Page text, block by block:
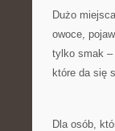
Dużo
owoce,
tylko smak –
które da się
Dla osób,